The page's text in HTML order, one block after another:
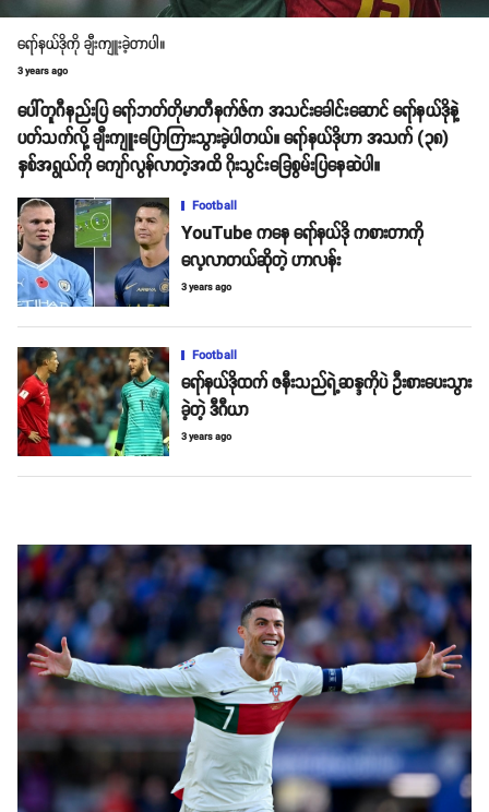
ရော်နယ်ဒိုကို ချီးကျူးခဲ့တာပါ။
3 years ago
ပေါ်တူဂီနည်းပြ ရော်ဘတ်တိုမာတီနက်ဇ်က အသင်းခေါင်းဆောင် ရော်နယ်ဒိုနဲ့
ပတ်သက်လို့ ချီးကျူးပြောကြားသွားခဲ့ပါတယ်။ ရော်နယ်ဒိုဟာ အသက် (၃၈)
နှစ်အရွယ်ကို ကျော်လွန်လာတဲ့အထိ ဂိုးသွင်းခြေစွမ်းပြနေဆဲပါ။
Football
YouTube ကနေ ရော်နယ်ဒို ကစားတာကို
လေ့လာတယ်ဆိုတဲ့ ဟာလန်း
3 years ago
Football
ရော်နယ်ဒိုထက် ဇနီးသည်ရဲ့ဆန္ဒကိုပဲ ဦးစားပေးသွား
ခဲ့တဲ့ ဒီဂီယာ
3 years ago